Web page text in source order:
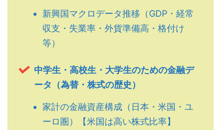
新興国マクロデータ推移（GDP・経常
収支・失業率・外貨準備高・格付け
等）
中学生・高校生・大学生のための金融デ
ータ（為替・株式の歴史）
家計の金融資産構成（日本・米国・ユ
ーロ圏）【米国は高い株式比率】